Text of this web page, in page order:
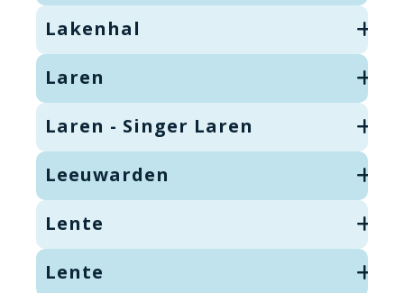
Lakenhal
Laren
Laren - Singer Laren
Leeuwarden
Lente
Lente